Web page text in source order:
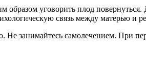
уговорить плод
связь между матерью и
Не занимайтесь самолечением. При